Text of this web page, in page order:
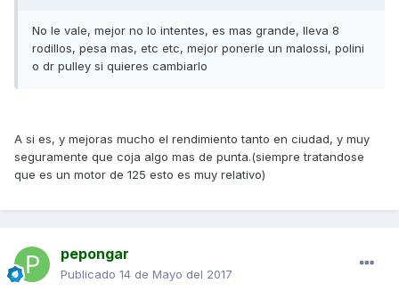
No le vale, mejor no lo intentes, es mas grande, lleva 8
rodillos, pesa mas, etc etc, mejor ponerle un malossi, polini
o dr pulley si quieres cambiarlo
A si es, y mejoras mucho el rendimiento tanto en ciudad, y muy
seguramente que coja algo mas de punta.(siempre tratandose
que es un motor de 125 esto es muy relativo)
pepongar
Publicado 14 de Mayo del 2017